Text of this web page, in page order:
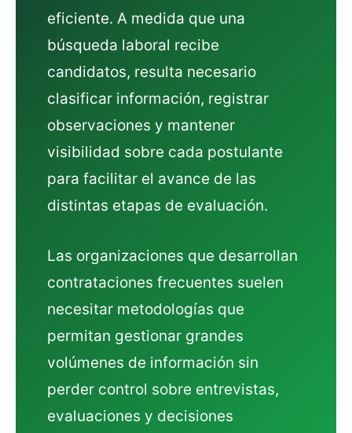
eficiente. A medida que una
búsqueda laboral recibe
candidatos, resulta necesario
clasificar información, registrar
observaciones y mantener
visibilidad sobre cada postulante
para facilitar el avance de las
distintas etapas de evaluación.
Las organizaciones que desarrollan
contrataciones frecuentes suelen
necesitar metodologías que
permitan gestionar grandes
volúmenes de información sin
perder control sobre entrevistas,
evaluaciones y decisiones